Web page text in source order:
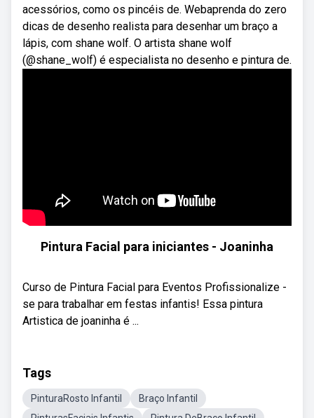
acessórios, como os pincéis de. Webaprenda do zero
dicas de desenho realista para desenhar um braço a
lápis, com shane wolf. O artista shane wolf
(@shane_wolf) é especialista no desenho e pintura de.
Pintura Facial para iniciantes - Joaninha
Curso de Pintura Facial para Eventos Profissionalize -
se para trabalhar em festas infantis! Essa pintura
Artistica de joaninha é ...
Tags
PinturaRosto Infantil
Braço Infantil